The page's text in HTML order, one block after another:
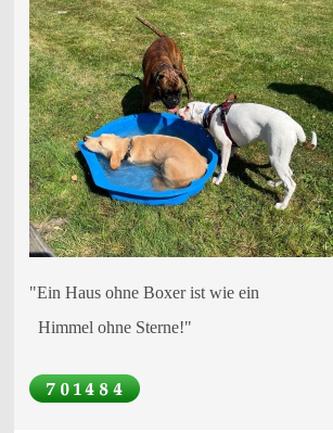
"Ein Haus ohne Boxer ist wie ein
Himmel ohne Sterne!"